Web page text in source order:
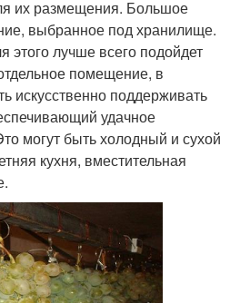
их размещения. Большое
выбранное под хранилище.
этого лучше всего подойдет
помещение, в
искусственно поддерживать
удачное
могут быть холодный и сухой
кухня, вместительная